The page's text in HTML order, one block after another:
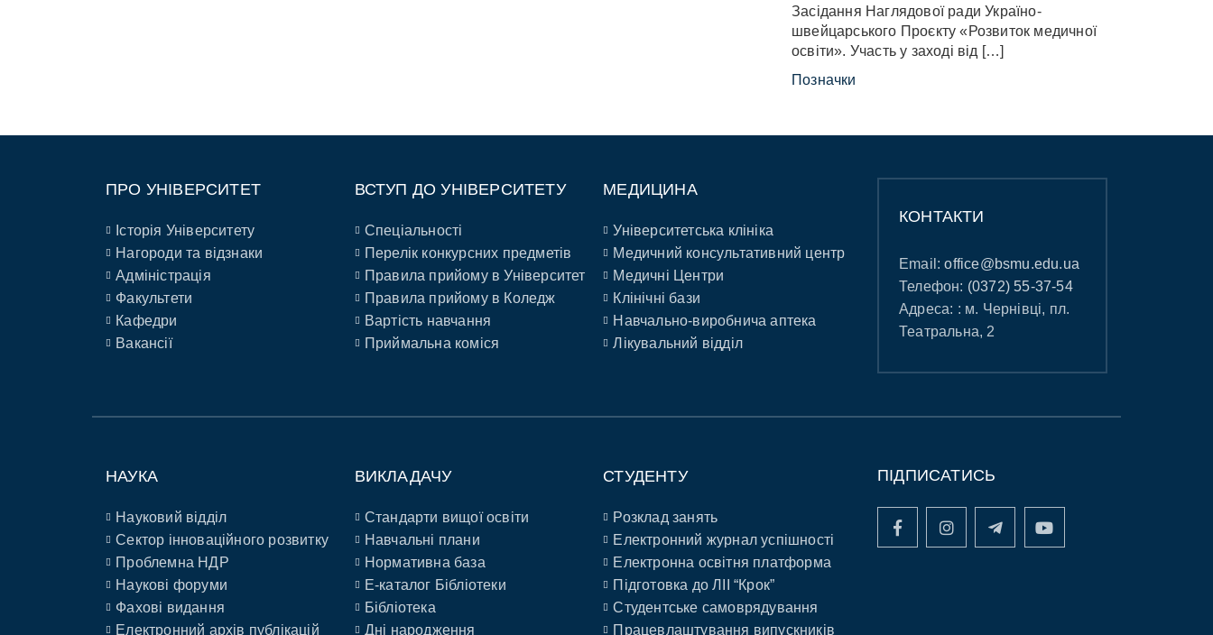
Засідання Наглядової ради Україно-
швейцарського Проєкту «Розвиток медичної
освіти». Участь у заході від […]
Позначки
ПРО УНІВЕРСИТЕТ
Історія Університету
Нагороди та відзнаки
Адміністрація
Факультети
Кафедри
Вакансії
ВСТУП ДО УНІВЕРСИТЕТУ
Спеціальності
Перелік конкурсних предметів
Правила прийому в Університет
Правила прийому в Коледж
Вартість навчання
Приймальна коміся
МЕДИЦИНА
Університетська клініка
Медичний консультативний центр
Медичні Центри
Клінічні бази
Навчально-виробнича аптека
Лікувальний відділ
КОНТАКТИ
Email:office@bsmu.edu.ua
Телефон: (0372) 55-37-54
Адреса: : м. Чернівці, пл.
Театральна, 2
НАУКА
Науковий відділ
Сектор інноваційного розвитку
Проблемна НДР
Наукові форуми
Фахові видання
Електронний архів публікацій
ВИКЛАДАЧУ
Стандарти вищої освіти
Навчальні плани
Нормативна база
E-каталог Бібліотеки
Бібліотека
Дні народження
СТУДЕНТУ
Розклад занять
Електронний журнал успішності
Електронна освітня платформа
Підготовка до ЛІІ “Крок”
Студентське самоврядування
Працевлаштування випускників
ПІДПИСАТИСЬ